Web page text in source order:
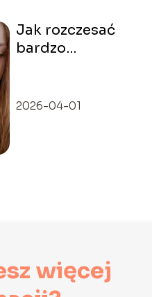
Jak rozczesać
bardzo
niszczenia?
2026-04-01
więcej